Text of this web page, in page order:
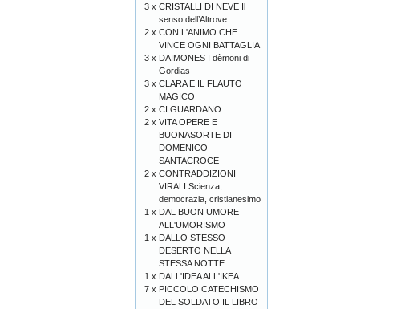
3 x CRISTALLI DI NEVE Il
senso dell’Altrove
2 x CON L'ANIMO CHE
VINCE OGNI BATTAGLIA
3 x DAIMONES I dèmoni di
Gordias
3 x CLARA E IL FLAUTO
MAGICO
2 x CI GUARDANO
2 x VITA OPERE E
BUONASORTE DI
DOMENICO
SANTACROCE
2 x CONTRADDIZIONI
VIRALI Scienza,
democrazia, cristianesimo
1 x DAL BUON UMORE
ALL'UMORISMO
1 x DALLO STESSO
DESERTO NELLA
STESSA NOTTE
1 x DALL'IDEA ALL'IKEA
7 x PICCOLO CATECHISMO
DEL SOLDATO IL LIBRO